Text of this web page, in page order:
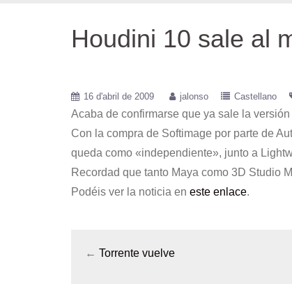
Houdini 10 sale al
16 d'abril de 2009 jalonso Castellano
Acaba de confirmarse que ya sale la
Con la compra de Softimage por parte de
queda como «independiente», junto a
Recordad que tanto Maya como 3D Studio
Podéis ver la noticia en este enlace.
← Torrente vuelve